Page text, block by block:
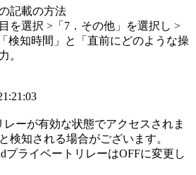
記載の方法
を選択 >「7．その他」を選択し >
検知時間」と「直前にどのような操
。
ーが有効な状態でアクセスされま
検知される場合がございます。
プライベートリレーはOFFに変更し